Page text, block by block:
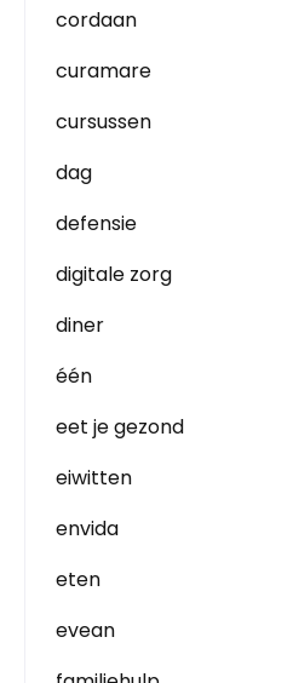
cordaan
curamare
cursussen
dag
defensie
digitale zorg
diner
één
eet je gezond
eiwitten
envida
eten
evean